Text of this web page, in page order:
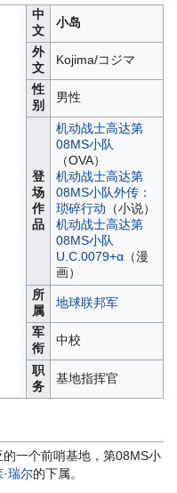
中
文
小岛
外
文
Kojima/コジマ
性
别
男性
登
场
作
品
机动战士高达第
08MS小队
（OVA）
机动战士高达第
08MS小队外传：
琐碎行动 （小说）
机动战士高达第
08MS小队
U.C.0079+α（漫
画）
所
属
地球联邦军
军
衔
中校
职
务
基地指挥官
一个前哨基地，第08MS小
瑞尔的下属。